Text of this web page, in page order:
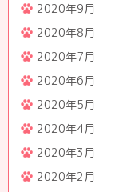
2020年9月
2020年8月
2020年7月
2020年6月
2020年5月
2020年4月
2020年3月
2020年2月